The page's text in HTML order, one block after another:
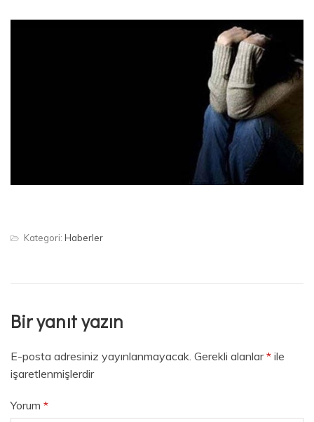
Kategori: Haberler
Bir yanıt yazın
E-posta adresiniz yayınlanmayacak. Gerekli alanlar* ile
işaretlenmişlerdir
Yorum *